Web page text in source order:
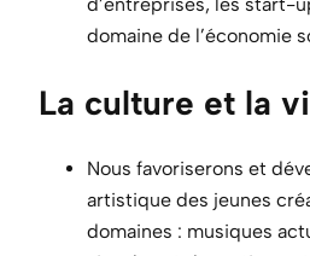
d’entreprises, les start-
domaine de l’économie
La culture et la
Nous favoriserons et
artistique des jeunes
domaines : musiques